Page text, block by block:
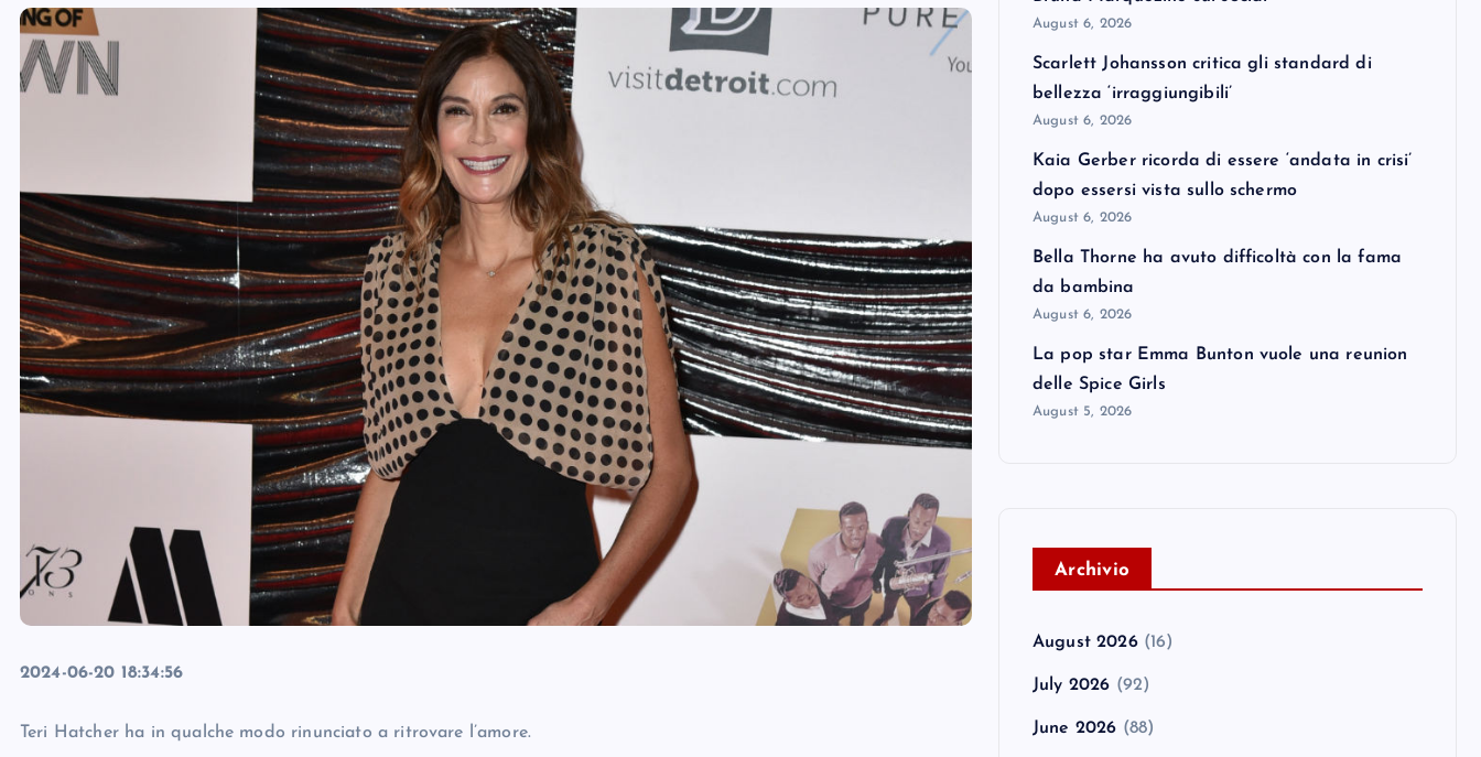
2024-06-20 18:34:56
Teri Hatcher ha in qualche modo rinunciato a ritrovare l’amore.
August 6, 2026
Scarlett Johansson critica gli standard di
bellezza ‘irraggiungibili’
August 6, 2026
Kaia Gerber ricorda di essere ‘andata in crisi’
dopo essersi vista sullo schermo
August 6, 2026
Bella Thorne ha avuto difficoltà con la fama
da bambina
August 6, 2026
La pop star Emma Bunton vuole una reunion
delle Spice Girls
August 5, 2026
Archivio
August 2026(16)
July 2026 (92)
June 2026 (88)